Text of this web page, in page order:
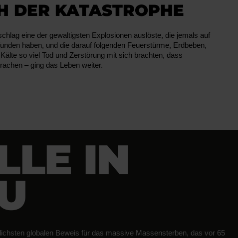
DER KATASTROPHE
eine der gewaltigsten Explosionen auslöste, die jemals auf
haben, und die darauf folgenden Feuerstürme, Erdbeben,
so viel Tod und Zerstörung mit sich brachten, dass
– ging das Leben weiter.
IN
globalen Beweis für das massive Massensterben, das vor 65